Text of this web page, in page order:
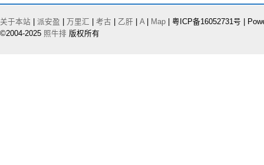
关于本站 派安盈 万里汇 考古 乙肝 A| Map | 粤ICP备16052731号 |
©2004-2025 照牛排 版权所有